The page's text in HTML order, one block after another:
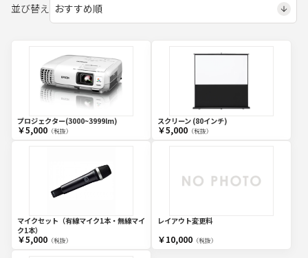
並び替え
プロジェクター(3000~3999lm)
￥5,000（税抜）
スクリーン (80インチ)
￥5,000（税抜）
マイクセット（有線マイク1本・無線マイ
ク1本）
￥5,000（税抜）
レイアウト変更料
￥10,000（税抜）